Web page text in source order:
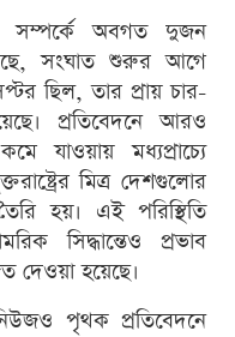
সম্পর্কে অবগত দুজন
সংঘাত শুরুর আগে
ছিল, তার প্রায় চার-
প্রতিবেদনে আরও
যাওয়ায় মধ্যপ্রাচ্যে
মিত্র দেশগুলোর
হয়। এই পরিস্থিতি
সিদ্ধান্তেও প্রভাব
দেওয়া হয়েছে।
পৃথক প্রতিবেদনে